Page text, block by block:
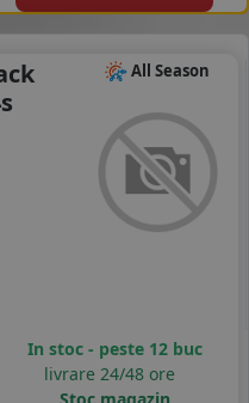
All Season
In stoc - peste 12 buc
livrare 24/48 ore